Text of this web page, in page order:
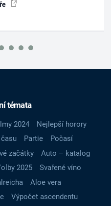
témata
2024
Nejlepší horory
Partie
Počasí
začátky
Auto – katalog
2025
Svařené víno
Aloe vera
Výpočet ascendentu